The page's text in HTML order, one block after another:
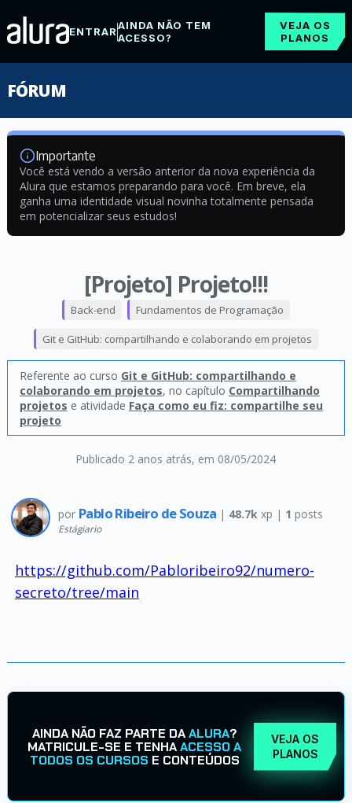
ENTRARAINDA NÃO TEM
ACESSO?
VEJA OS
PLANOS
FÓRUM
Importante
Você está vendo a versão anterior da nova experiência da
Alura que estamos preparando para você. Em breve, ela
ganha uma identidade visual novinha totalmente pensada
em potencializar seus estudos!
[Projeto] Projeto!!!
Publicado 2 anos atrás, em 08/05/2024
Back-end Fundamentos de Programação
Git e GitHub: compartilhando e colaborando em projetos
Referente ao curso Git e GitHub: compartilhando e
colaborando em projetos, no capítulo Compartilhando
projetos e atividade Faça como eu fiz: compartilhe seu
projeto
por Pablo Ribeiro de Souza | 48.7k xp | 1 posts
Estágiario
https://github.com/Pabloribeiro92/numero-
secreto/tree/main
AINDA NÃO FAZ PARTE DAALURA?
MATRICULE-SE E TENHAACESSO A
TODOS OS CURSOS E CONTEÚDOS
VEJA OS
PLANOS